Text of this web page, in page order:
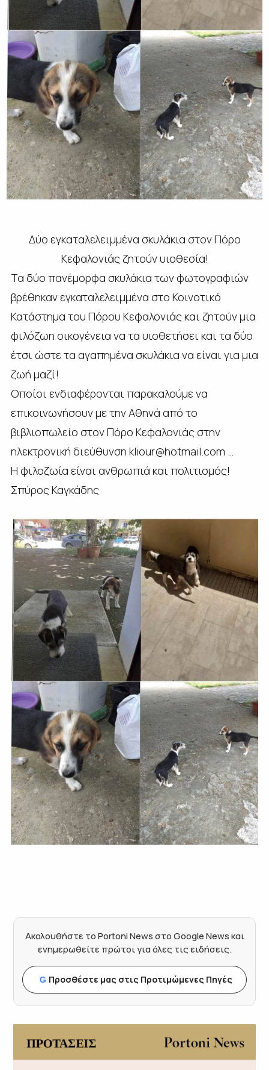
Δύο εγκαταλελειμμένα σκυλάκια στον Πόρο
Κεφαλονιάς ζητούν υιοθεσία!
Τα δύο πανέμορφα σκυλάκια των φωτογραφιών
βρέθηκαν εγκαταλελειμμένα στο Κοινοτικό
Κατάστημα του Πόρου Κεφαλονιάς και ζητούν μια
φιλόζωη οικογένεια να τα υιοθετήσει και τα δύο
έτσι ώστε τα αγαπημένα σκυλάκια να είναι για μια
ζωή μαζί!
Οποίοι ενδιαφέρονται παρακαλούμε να
επικοινωνήσουν με την Αθηνά από το
βιβλιοπωλείο στον Πόρο Κεφαλονιάς στην
ηλεκτρονική διεύθυνση kliour@hotmail.com …
Η φιλοζωία είναι ανθρωπιά και πολιτισμός!
Σπύρος Καγκάδης
Ακολουθήστε το Portoni News στο Google News και
ενημερωθείτε πρώτοι για όλες τις ειδήσεις.
G Προσθέστε μας στις Προτιμώμενες Πηγές